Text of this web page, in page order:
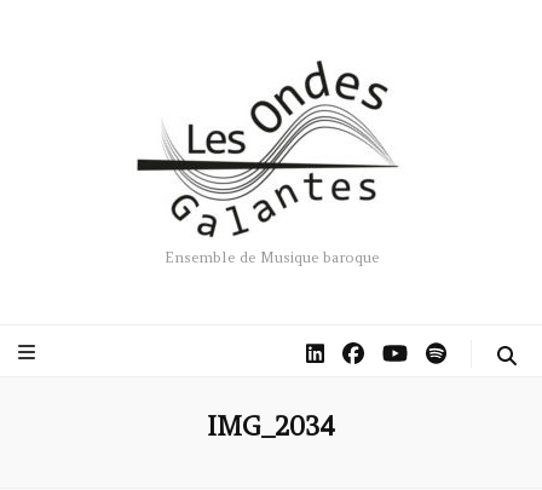
Ensemble de Musique baroque
IMG_2034